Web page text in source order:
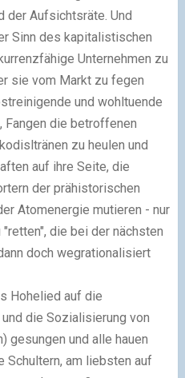
der Aufsichtsräte. Und
Sinn des kapitalistischen
Unternehmen zu
sie vom Markt zu fegen
und wohltuende
Fangen die betroffenen
zu heulen und
auf ihre Seite, die
der prähistorischen
Atomenergie mutieren - nur
die bei der nächsten
doch wegrationalisiert
Hohelied auf die
die Sozialisierung von
gesungen und alle hauen
Schultern, am liebsten auf